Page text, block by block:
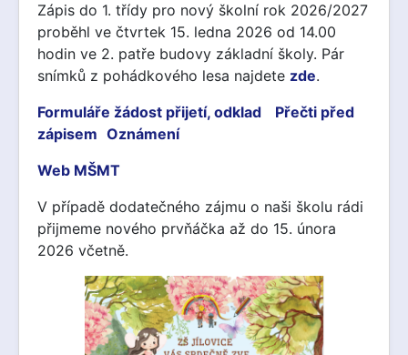
Zápis do 1. třídy pro nový školní rok 2026/2027
proběhl ve čtvrtek 15. ledna 2026 od 14.00
hodin ve 2. patře budovy základní školy. Pár
snímků z pohádkového lesa najdete zde.
Formuláře žádost přijetí, odklad
Přečti před
zápisem Oznámení
Web MŠMT
V případě dodatečného zájmu o naši školu rádi
přijmeme nového prvňáčka až do 15. února
2026 včetně.